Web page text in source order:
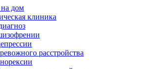
дом
клиника
расстройства